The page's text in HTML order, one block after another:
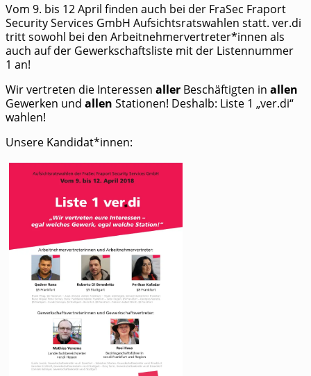
Vom 9. bis 12 April fin­den auch bei der FraSec Fra­port
Secu­ri­ty Ser­vices GmbH Auf­sichts­rats­wah­len statt. ver.di
tritt sowohl bei den Arbeitnehmervertreter*innen als
auch auf der Gewerk­schafts­lis­te mit der Lis­ten­num­mer
1 an!
Wir ver­tre­ten die Inter­es­sen aller Beschäf­tig­ten in allen
Gewer­ken und allen Sta­tio­nen! Des­halb: Lis­te 1 „ver.di“
wahlen!
Unse­re Kandidat*innen: